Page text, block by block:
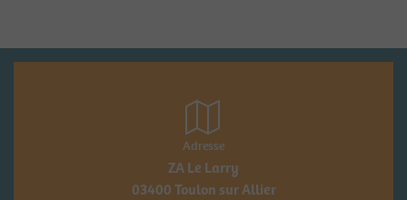
Adresse
ZA Le Larry
03400 Toulon sur Allier